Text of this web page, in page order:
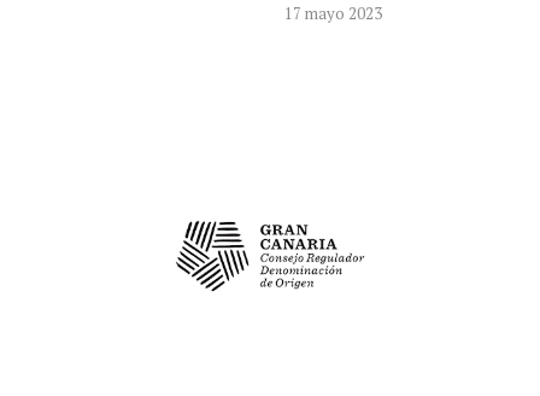
17 mayo 2023